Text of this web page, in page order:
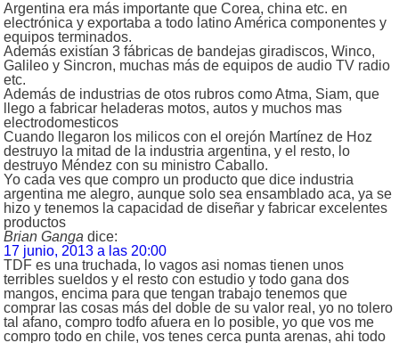
Argentina era más importante que Corea, china etc. en
electrónica y exportaba a todo latino América componentes y
equipos terminados.
Además existían 3 fábricas de bandejas giradiscos, Winco,
Galileo y Sincron, muchas más de equipos de audio TV radio
etc.
Además de industrias de otos rubros como Atma, Siam, que
llego a fabricar heladeras motos, autos y muchos mas
electrodomesticos
Cuando llegaron los milicos con el orejón Martínez de Hoz
destruyo la mitad de la industria argentina, y el resto, lo
destruyo Méndez con su ministro Caballo.
Yo cada ves que compro un producto que dice industria
argentina me alegro, aunque solo sea ensamblado aca, ya se
hizo y tenemos la capacidad de diseñar y fabricar excelentes
productos
Brian Ganga dice:
17 junio, 2013 a las 20:00
TDF es una truchada, lo vagos asi nomas tienen unos
terribles sueldos y el resto con estudio y todo gana dos
mangos, encima para que tengan trabajo tenemos que
comprar las cosas más del doble de su valor real, yo no tolero
tal afano, compro todfo afuera en lo posible, yo que vos me
compro todo en chile, vos tenes cerca punta arenas, ahi todo